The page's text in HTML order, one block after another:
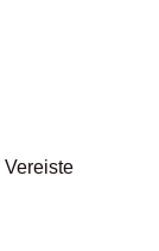
Vereiste